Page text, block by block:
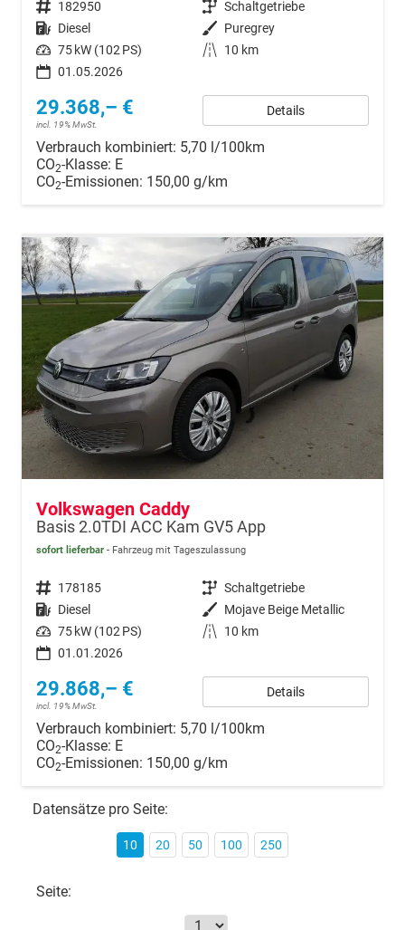
Fahrzeugnr. 182950 Getriebe Schaltgetriebe
Kraftstoff Diesel Außenfarbe Puregrey
Leistung 75 kW (102 PS) Kilometerstand
10 km
01.05.2026
29.368,– €
incl. 19% MwSt.
Details
Verbrauch kombiniert: 5,70 l/100km
CO2-Klasse: E
CO2-Emissionen: 150,00 g/km
Volkswagen Caddy
Basis 2.0TDI ACC Kam GV5 App
sofort lieferbar Fahrzeug mit Tageszulassung
Fahrzeugnr. 178185 Getriebe Schaltgetriebe
Kraftstoff Diesel Außenfarbe Mojave Beige Metallic
Leistung 75 kW (102 PS) Kilometerstand
10 km
01.01.2026
29.868,– €
incl. 19% MwSt.
Details
Verbrauch kombiniert: 5,70 l/100km
CO2-Klasse: E
CO2-Emissionen: 150,00 g/km
Datensätze pro Seite:
10 20 50 100 250
Seite: